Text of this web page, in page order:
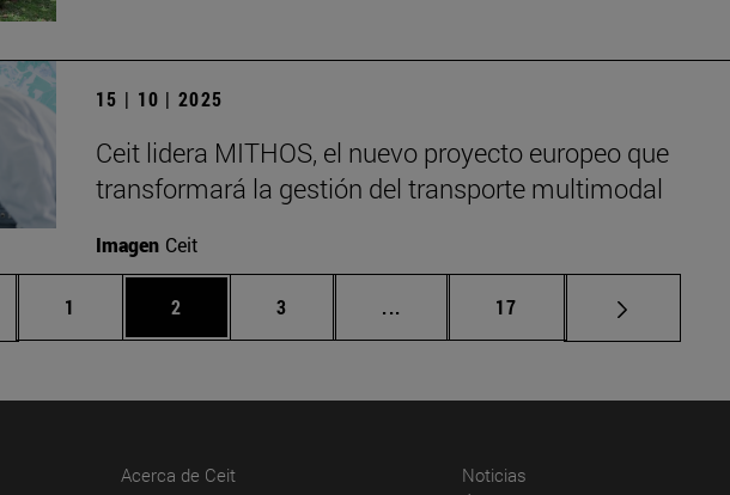
15 | 10 | 2025
Ceit lidera MITHOS, el nuevo proyecto europeo que
transformará la gestión del transporte multimodal
Imagen Ceit
Página
1 Página
2 Página
3 ... Páginas intermedias Use TAB para
Página
17
Acerca de Ceit(abre en nueva ventana)
Noticias